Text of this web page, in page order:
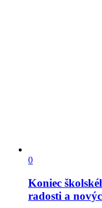
0
Koniec
radosti a